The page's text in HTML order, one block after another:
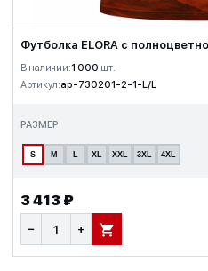
Футболка ELORA с
В наличии:1 000 шт.
Артикул:ap-730201-2-1-L/L
РАЗМЕР
S M L XL XXL 3XL 4XL
3 413 ₽
− + В КОРЗИНУ